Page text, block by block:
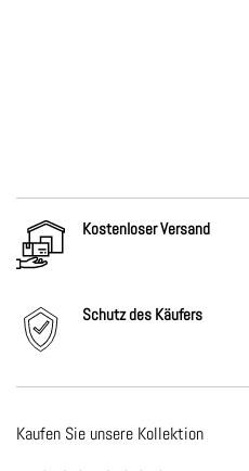
Kostenloser Versand
Schutz des Käufers
Kaufen Sie unsere Kollektion